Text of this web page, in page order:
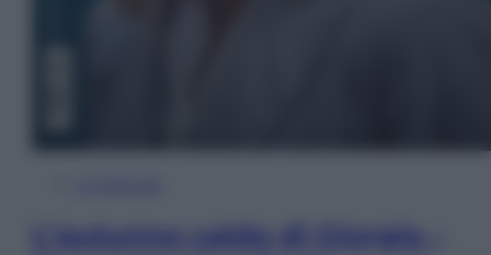
L’autunno caldo di Giorgia –